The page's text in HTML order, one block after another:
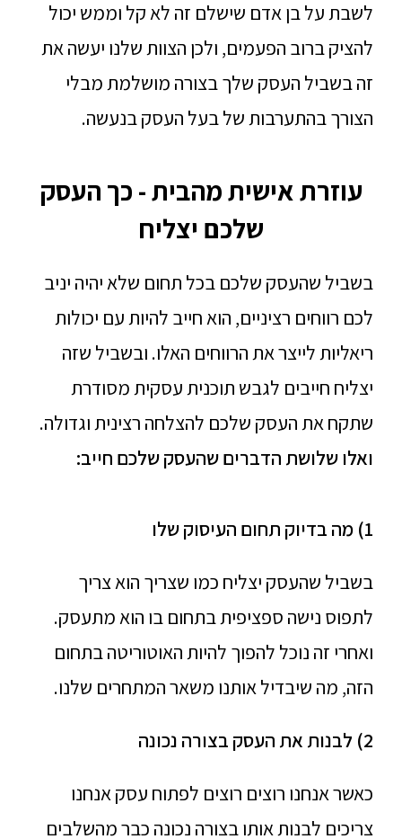
לשבת על בן אדם שישלם זה לא קל וממש יכול
להציק ברוב הפעמים, ולכן הצוות שלנו יעשה את
זה בשביל העסק שלך בצורה מושלמת מבלי
הצורך בהתערבות של בעל העסק בנעשה.
עוזרת אישית מהבית - כך העסק
שלכם יצליח
בשביל שהעסק שלכם בכל תחום שלא יהיה יניב
לכם רווחים רציניים, הוא חייב להיות עם יכולות
ריאליות לייצר את הרווחים האלו. ובשביל שזה
יצליח חייבים לגבש תוכנית עסקית מסודרת
שתקח את העסק שלכם להצלחה רצינית וגדולה.
ואלו שלושת הדברים שהעסק שלכם חייב:
1) מה בדיוק תחום העיסוק שלו
בשביל שהעסק יצליח כמו שצריך הוא צריך
לתפוס נישה ספציפית בתחום בו הוא מתעסק.
ואחרי זה נוכל להפוך להיות האוטוריטה בתחום
הזה, מה שיבדיל אותנו משאר המתחרים שלנו.
2) לבנות את העסק בצורה נכונה
כאשר אנחנו רוצים רוצים לפתוח עסק אנחנו
צריכים לבנות אותו בצורה נכונה כבר מהשלבים